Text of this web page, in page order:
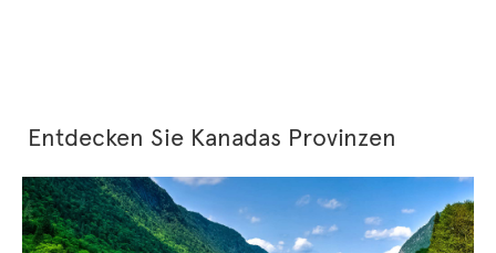
Entdecken Sie Kanadas Provinzen